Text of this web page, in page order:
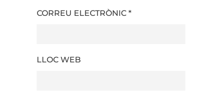
CORREU ELECTRÒNIC *
LLOC WEB